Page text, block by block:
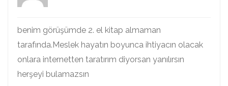
benim görüşümde 2. el kitap almaman
tarafında.Meslek hayatın boyunca ihtiyacın olacak
onlara internetten taratırım diyorsan yanılırsın
herşeyi bulamazsın